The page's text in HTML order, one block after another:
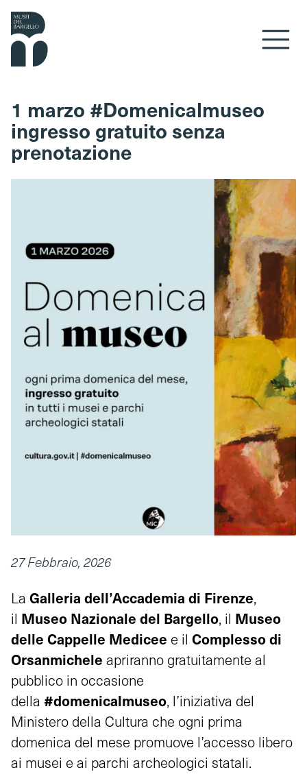
Vai al contenuto
1 marzo #Domenicalmuseo
ingresso gratuito senza
prenotazione
27 Febbraio, 2026
La Galleria dell’Accademia di Firenze,
il Museo Nazionale del Bargello, il Museo
delle Cappelle Medicee e il Complesso di
Orsanmichele apriranno gratuitamente al
pubblico in occasione
della #domenicalmuseo, l’iniziativa del
Ministero della Cultura che ogni prima
domenica del mese promuove l’accesso libero
ai musei e ai parchi archeologici statali.